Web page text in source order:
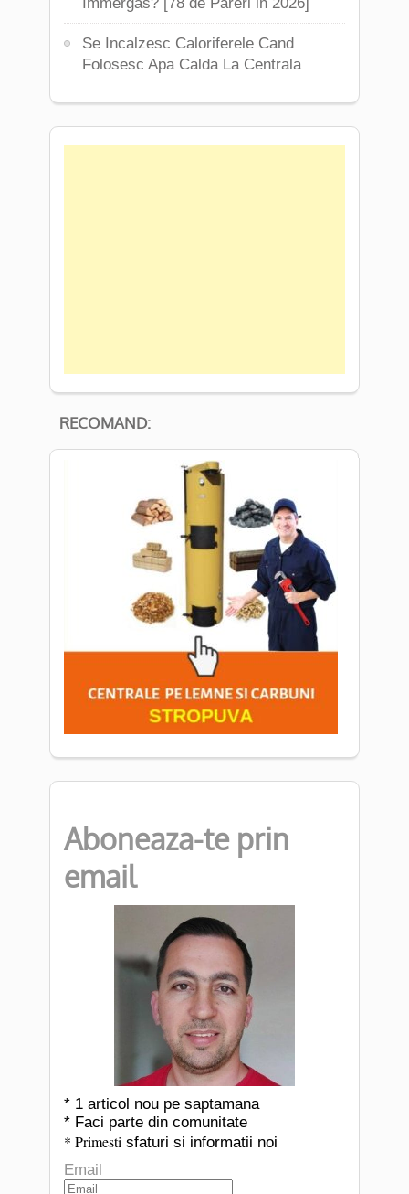
Se Incalzesc Caloriferele Cand
Folosesc Apa Calda La Centrala
RECOMAND:
Aboneaza-te prin
email
* 1 articol nou pe saptamana
* Faci parte din comunitate
* Primesti sfaturi si informatii noi
Email